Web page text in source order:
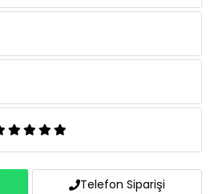
Telefon Siparişi